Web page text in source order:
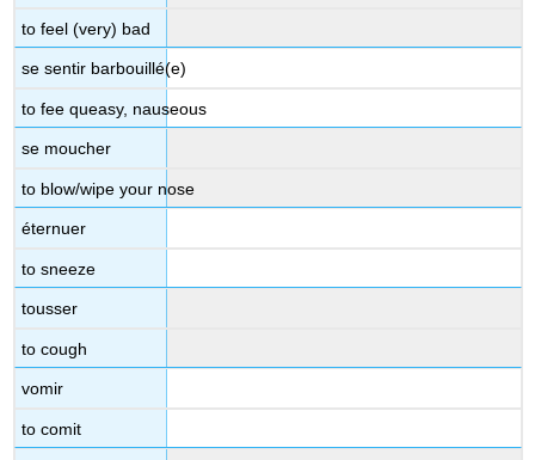
to feel (very) bad
se sentir barbouillé(e)
to fee queasy, nauseous
se moucher
to blow/wipe your nose
éternuer
to sneeze
tousser
to cough
vomir
to comit